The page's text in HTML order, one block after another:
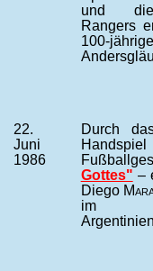
und die
Rangers
100-
22.
Juni
1986
Durch
Gottes" –
Diego
im